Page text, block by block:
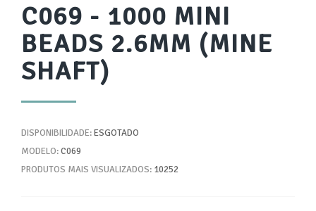
C069 - 1000 MINI
BEADS 2.6MM (MINE
SHAFT)
DISPONIBILIDADE:ESGOTADO
MODELO:C069
PRODUTOS MAIS VISUALIZADOS: 10252